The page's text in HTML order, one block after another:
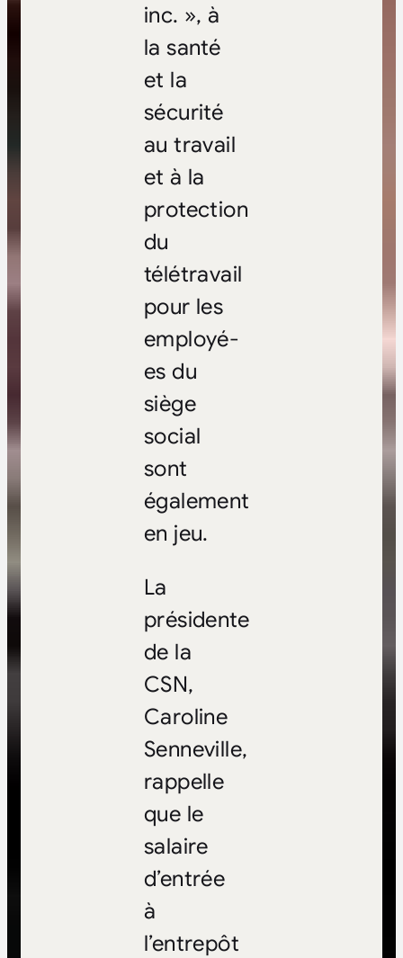
inc. », à
la santé
et la
sécurité
au travail
et à la
protection
du
télétravail
pour les
employé-
es du
siège
social
sont
également
en jeu.
La
présidente
de la
CSN,
Caroline
Senneville,
rappelle
que le
salaire
d’entrée
à
l’entrepôt